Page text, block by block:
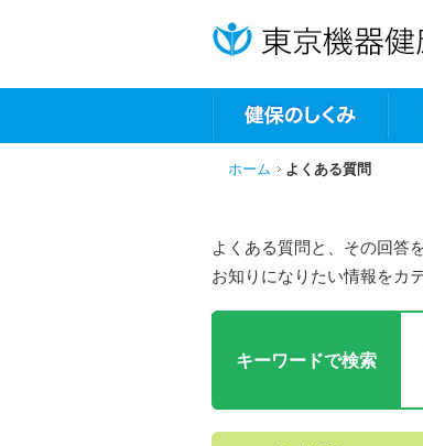
ホーム よくある質問
よくある質問と、その回答
お知りになりたい情報をカ
キーワードで検索